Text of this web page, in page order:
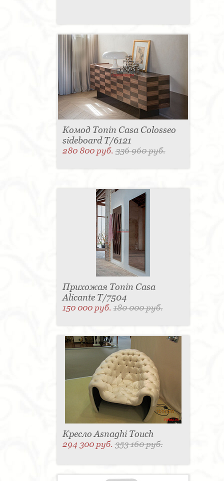
Комод Tonin Casa Colosseo
sideboard T/6121
280 800 руб.336 960 руб.
Прихожая Tonin Casa
Alicante T/7504
150 000 руб.180 000 руб.
Кресло Asnaghi Touch
294 300 руб.353 160 руб.